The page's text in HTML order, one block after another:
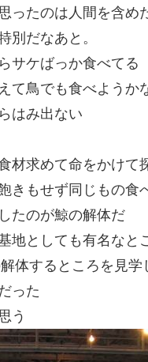
ったのは人間を含
別だなあと。
サケばっか食べてる
て鳥でも食べようか
はみ出ない
材求めて命をかけて
きもせず同じもの食
たのが鯨の解体だ
地としても有名なと
体するところを見学
った
う